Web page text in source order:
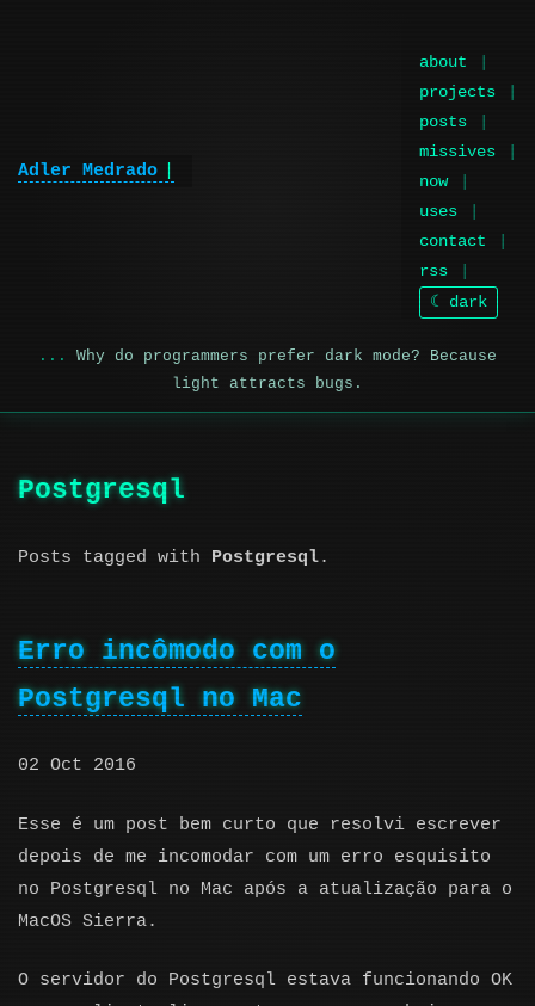
Adler Medrado
about
projects
posts
missives
now
uses
contact
rss
☾ dark
Why do programmers prefer dark mode? Because
light attracts bugs.
Postgresql
Posts tagged with Postgresql.
Erro incômodo com o
Postgresql no Mac
02 Oct 2016
Esse é um post bem curto que resolvi escrever
depois de me incomodar com um erro esquisito
no Postgresql no Mac após a atualização para o
MacOS Sierra.
O servidor do Postgresql estava funcionando OK